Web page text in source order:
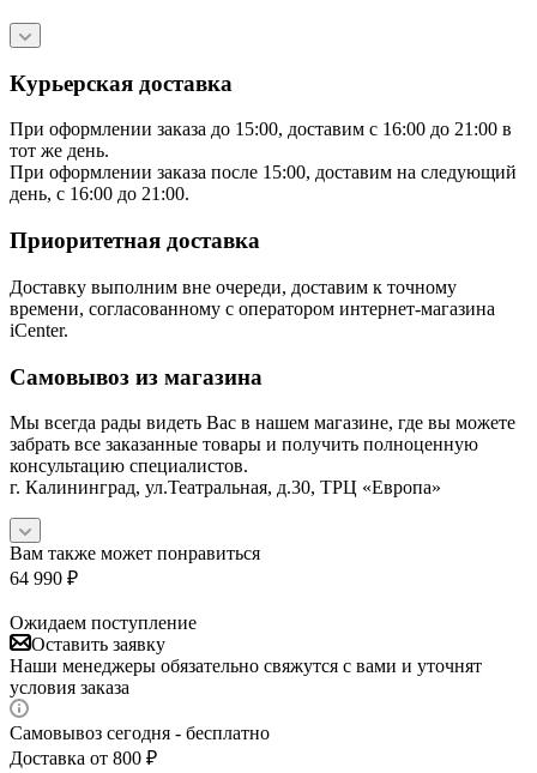
Курьерская доставка
При оформлении заказа до 15:00, доставим с 16:00 до 21:00 в
тот же день.
При оформлении заказа после 15:00, доставим на следующий
день, с 16:00 до 21:00.
Приоритетная доставка
Доставку выполним вне очереди, доставим к точному
времени, согласованному с оператором интернет-магазина
iCenter.
Самовывоз из магазина
Мы всегда рады видеть Вас в нашем магазине, где вы можете
забрать все заказанные товары и получить полноценную
консультацию специалистов.
г. Калининград, ул.Театральная, д.30, ТРЦ «Европа»
Вам также может понравиться
64 990 ₽
Ожидаем поступление
Оставить заявку
Наши менеджеры обязательно свяжутся с вами и уточнят
условия заказа
Самовывоз сегодня - бесплатно
Доставка от 800 ₽